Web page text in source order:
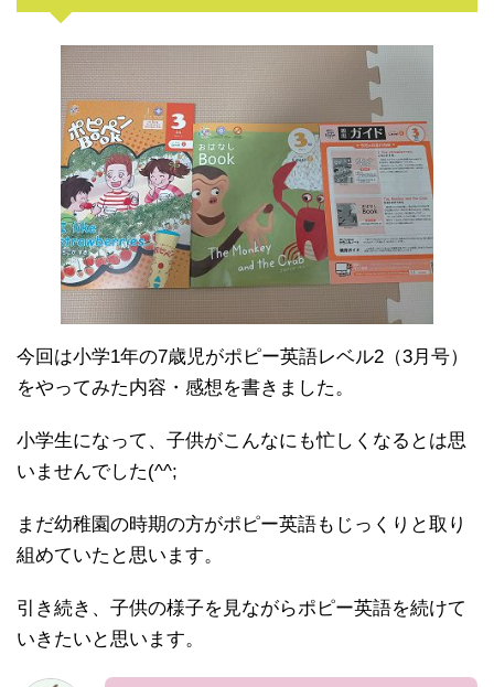
今回は小学1年の7歳児がポピー英語レベル2（3月号）
をやってみた内容・感想を書きました。
小学生になって、子供がこんなにも忙しくなるとは思
いませんでした(^^;
まだ幼稚園の時期の方がポピー英語もじっくりと取り
組めていたと思います。
引き続き、子供の様子を見ながらポピー英語を続けて
いきたいと思います。